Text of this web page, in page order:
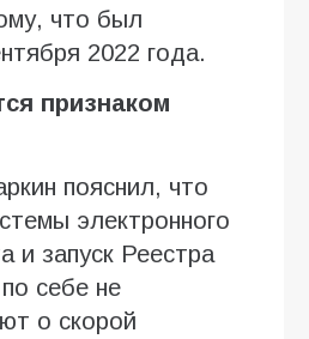
что был
2022 года.
признаком
пояснил, что
электронного
и запуск Реестра
себе не
о скорой